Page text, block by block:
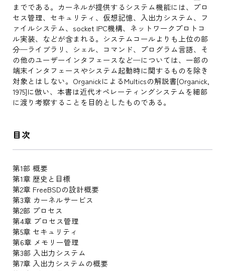
までである。カーネルが提供するシステム機能には、プロ
セス管理、セキュリティ、仮想記憶、入出力システム、フ
ァイルシステム、socket IPC機構、ネットワークプロトコ
ル実装、などが含まれる。システムコールよりも上位の部
分─ライブラリ、シェル、コマンド、プログラム言語、そ
の他のユーザーインタフェースなど─については、一部の
端末インタフェースやシステム起動時に関するものを除き
対象とはしない。OrganickによるMulticsの解説書[Organick,
1975]に倣い、本書は近代オペレーティングシステムを細部
に渡り考察することを目的としたものである。
目次
第1部 概要
第1章 歴史と目標
第2章 FreeBSDの設計概要
第3章 カーネルサービス
第2部 プロセス
第4章 プロセス管理
第5章 セキュリティ
第6章 メモリー管理
第3部 入出力システム
第7章 入出力システムの概要